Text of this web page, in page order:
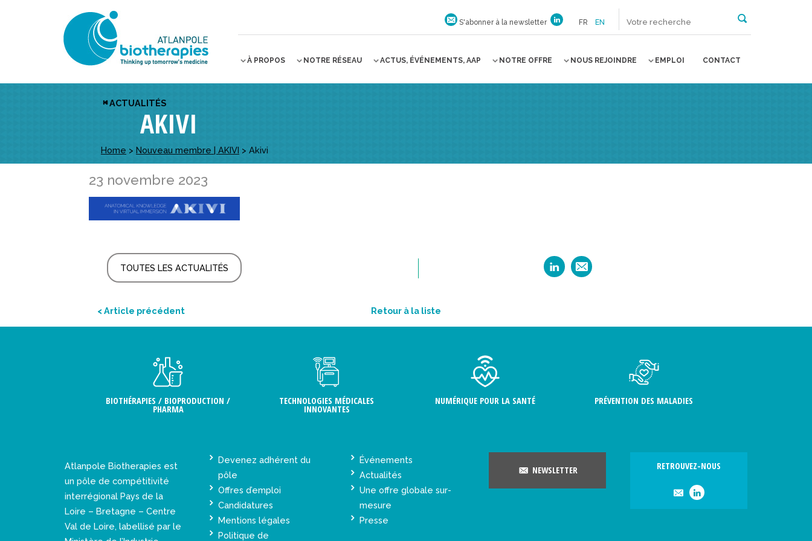
S'abonner à la newsletter FR EN
À PROPOS NOTRE RÉSEAU ACTUS, ÉVÉNEMENTS, AAP NOTRE OFFRE NOUS REJOINDRE EMPLOI CONTACT
ACTUALITÉS
AKIVI
Home > Nouveau membre | AKIVI > Akivi
23 novembre 2023
TOUTES LES ACTUALITÉS
< Article précédent Retour à la liste
BIOTHÉRAPIES / BIOPRODUCTION /
PHARMA
TECHNOLOGIES MÉDICALES
INNOVANTES
NUMÉRIQUE POUR LA SANTÉ PRÉVENTION DES MALADIES
Atlanpole Biotherapies est
un pôle de compétitivité
interrégional Pays de la
Loire – Bretagne – Centre
Val de Loire, labellisé par le
Devenez adhérent du
pôle
Offres d’emploi
Candidatures
Mentions légales
Politique de
Événements
Actualités
Une offre globale sur-
mesure
Presse
NEWSLETTER RETROUVEZ-NOUS